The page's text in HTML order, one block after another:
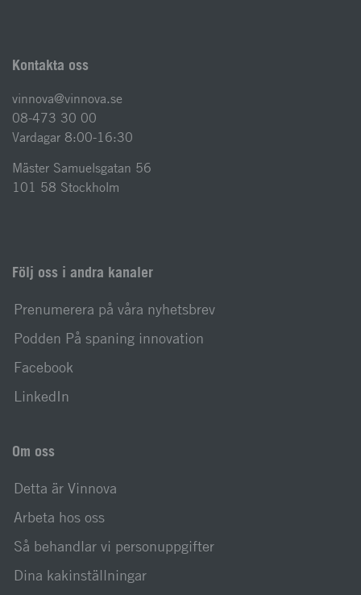
Kontakta oss
vinnova@vinnova.se
08-473 30 00
Vardagar 8:00-16:30
Mäster Samuelsgatan 56
101 58 Stockholm
Följ oss i andra kanaler
Prenumerera på våra nyhetsbrev
Podden På spaning innovation
Facebook
LinkedIn
Om oss
Detta är Vinnova
Arbeta hos oss
Så behandlar vi personuppgifter
Dina kakinställningar